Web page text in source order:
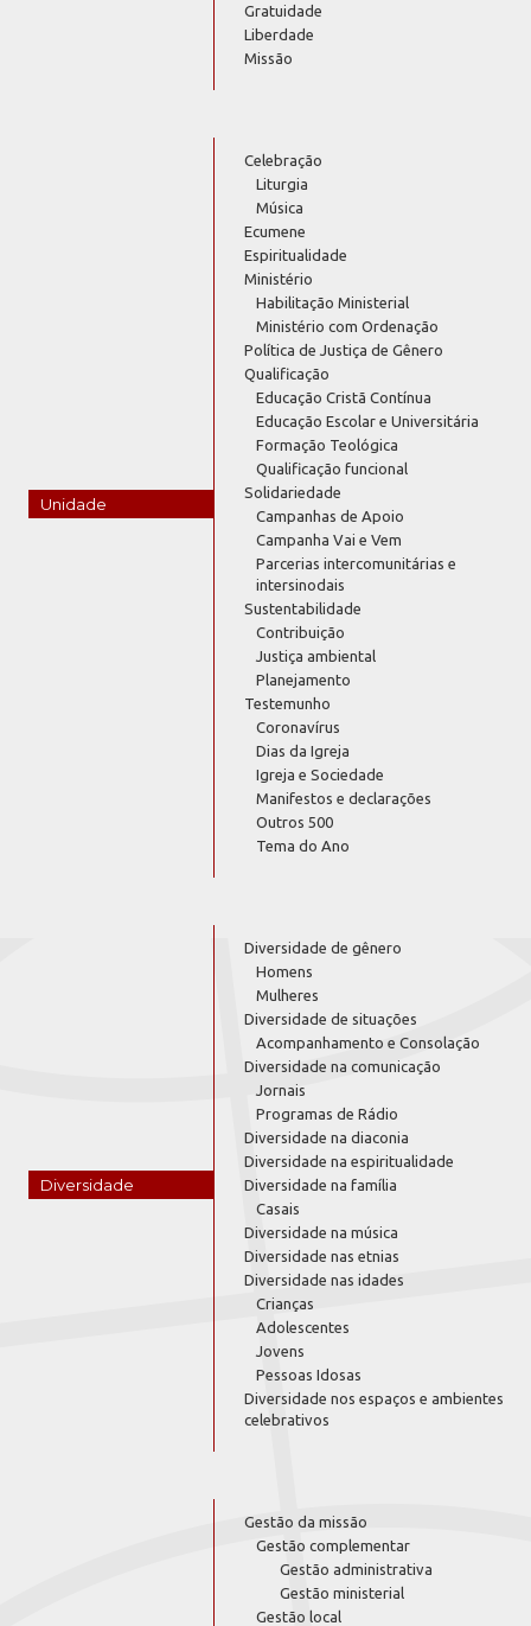
Gratuidade
Liberdade
Missão
Unidade
Celebração
Liturgia
Música
Ecumene
Espiritualidade
Ministério
Habilitação Ministerial
Ministério com Ordenação
Política de Justiça de Gênero
Qualificação
Educação Cristã Contínua
Educação Escolar e Universitária
Formação Teológica
Qualificação funcional
Solidariedade
Campanhas de Apoio
Campanha Vai e Vem
Parcerias intercomunitárias e
intersinodais
Sustentabilidade
Contribuição
Justiça ambiental
Planejamento
Testemunho
Coronavírus
Dias da Igreja
Igreja e Sociedade
Manifestos e declarações
Outros 500
Tema do Ano
Diversidade
Diversidade de gênero
Homens
Mulheres
Diversidade de situações
Acompanhamento e Consolação
Diversidade na comunicação
Jornais
Programas de Rádio
Diversidade na diaconia
Diversidade na espiritualidade
Diversidade na família
Casais
Diversidade na música
Diversidade nas etnias
Diversidade nas idades
Crianças
Adolescentes
Jovens
Pessoas Idosas
Diversidade nos espaços e ambientes
celebrativos
Gestão da missão
Gestão complementar
Gestão administrativa
Gestão ministerial
Gestão local